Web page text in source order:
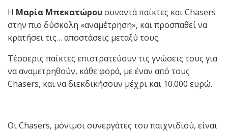
Η Μαρία Μπεκατώρουσυναντά παίκτες και Chasers
στην πιο δύσκολη «αναμέτρηση», και προσπαθεί να
κρατήσει τις… αποστάσεις μεταξύ τους.
Τέσσερις παίκτες επιστρατεύουν τις γνώσεις τους για
να αναμετρηθούν, κάθε φορά, με έναν από τους
Chasers, και να διεκδικήσουν μέχρι και 10.000 ευρώ.
Οι Chasers, μόνιμοι συνεργάτες του παιχνιδιού, είναι